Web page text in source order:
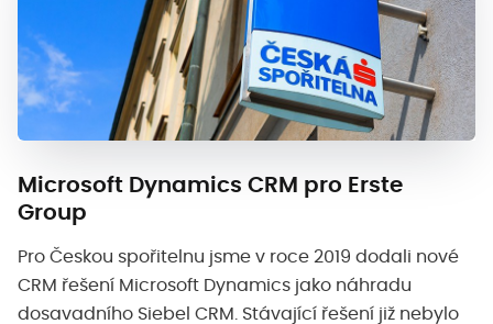
Microsoft Dynamics CRM pro Erste
Group
Pro Českou spořitelnu jsme v roce 2019 dodali nové
CRM řešení Microsoft Dynamics jako náhradu
dosavadního Siebel CRM. Stávající řešení již nebylo